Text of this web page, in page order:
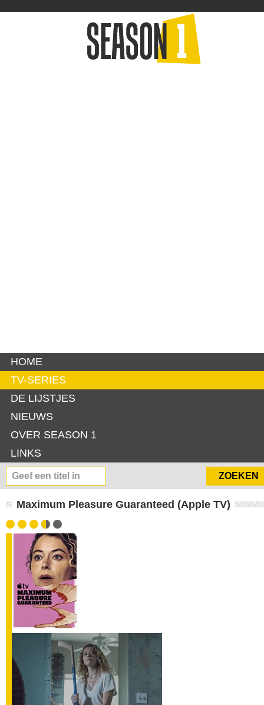
HOME
TV-SERIES
DE LIJSTJES
NIEUWS
OVER SEASON 1
LINKS
Maximum Pleasure Guaranteed (Apple TV)